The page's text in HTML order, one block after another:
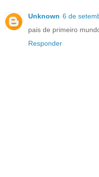
Unknown 6 de
pais de primeiro
Responder